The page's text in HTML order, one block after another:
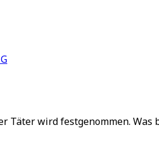
Täter wird festgenommen.